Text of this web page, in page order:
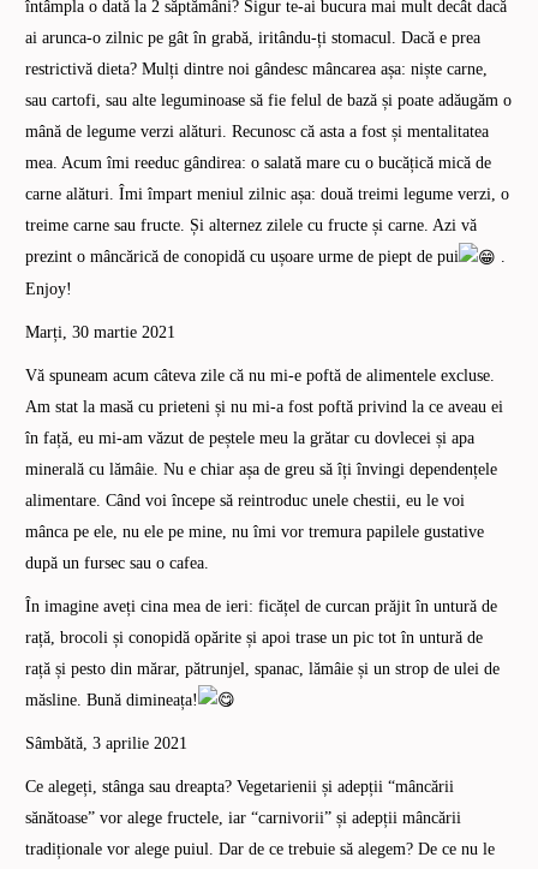
întâmpla o dată la 2 săptămâni? Sigur te-ai bucura mai mult decât dacă
ai arunca-o zilnic pe gât în grabă, iritându-ți stomacul. Dacă e prea
restrictivă dieta? Mulți dintre noi gândesc mâncarea așa: niște carne,
sau cartofi, sau alte leguminoase să fie felul de bază și poate adăugăm o
mână de legume verzi alături. Recunosc că asta a fost și mentalitatea
mea. Acum îmi reeduc gândirea: o salată mare cu o bucățică mică de
carne alături. Îmi împart meniul zilnic așa: două treimi legume verzi, o
treime carne sau fructe. Și alternez zilele cu fructe și carne. Azi vă
prezint omâncărică de conopidăcu ușoare urme de piept de pui
Enjoy!
Marți, 30 martie 2021
Vă spuneam acum câteva zile că nu mi-e poftă de alimentele excluse.
Am stat la masă cu prieteni și nu mi-a fost poftă privind la ce aveau ei
în față, eu mi-am văzut de peștele meu la grătar cu dovlecei și apa
minerală cu lămâie. Nu e chiar așa de greu să îți învingi dependențele
alimentare. Când voi începe să reintroduc unele chestii, eu le voi
mânca pe ele, nu ele pe mine, nu îmi vor tremura papilele gustative
după un fursec sau o cafea.
În imagine aveți cina mea de ieri: ficățel de curcan prăjit în untură de
rață, brocoli și conopidă opărite și apoi trase un pic tot în untură de
rață și pesto din mărar, pătrunjel, spanac, lămâie și un strop de ulei de
măsline. Bună dimineața!
Sâmbătă, 3 aprilie 2021
Ce alegeți, stânga sau dreapta? Vegetarienii și adepții “mâncării
sănătoase” vor alege fructele, iar “carnivorii” și adepții mâncării
tradiționale vor alege puiul. Dar de ce trebuie să alegem? De ce nu le